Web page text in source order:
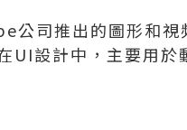
司推出的圖形和視
UI設計中，主要用於